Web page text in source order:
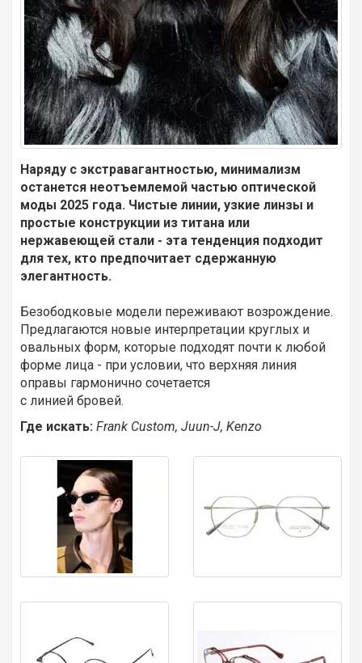
Наряду с экстравагантностью, минимализм
останется неотъемлемой частью оптической
моды 2025 года. Чистые линии, узкие линзы и
простые конструкции из титана или
нержавеющей стали - эта тенденция подходит
для тех, кто предпочитает сдержанную
элегантность.
Безободковые модели переживают возрождение.
Предлагаются новые интерпретации круглых и
овальных форм, которые подходят почти к любой
форме лица - при условии, что верхняя линия
оправы гармонично сочетается
с линией бровей.
Где искать: Frank Custom, Juun-J, Kenzo